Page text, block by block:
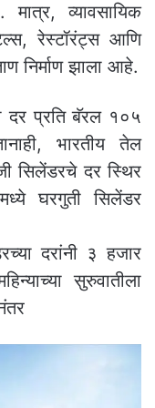
व्यावसायिक
रेस्टॉरंट्स आणि
निर्माण झाला आहे.
दर प्रति बॅरल १०५
भारतीय तेल
सिलेंडरचे दर स्थिर
घरगुती सिलेंडर
दरांनी ३ हजार
सुरुवातीला